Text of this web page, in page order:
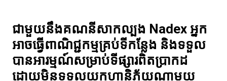
ជាមួយនឹងគណនីសាកល្បង Nadex អ្នក
អាចធ្វើពាណិជ្ជកម្មគ្រប់ទីកន្លែង និងទទួល
បានអារម្មណ៍សម្រាប់ទីផ្សារពិតប្រាកដ
ដោយមិនទទួលយកហានិភ័យណាមួយ